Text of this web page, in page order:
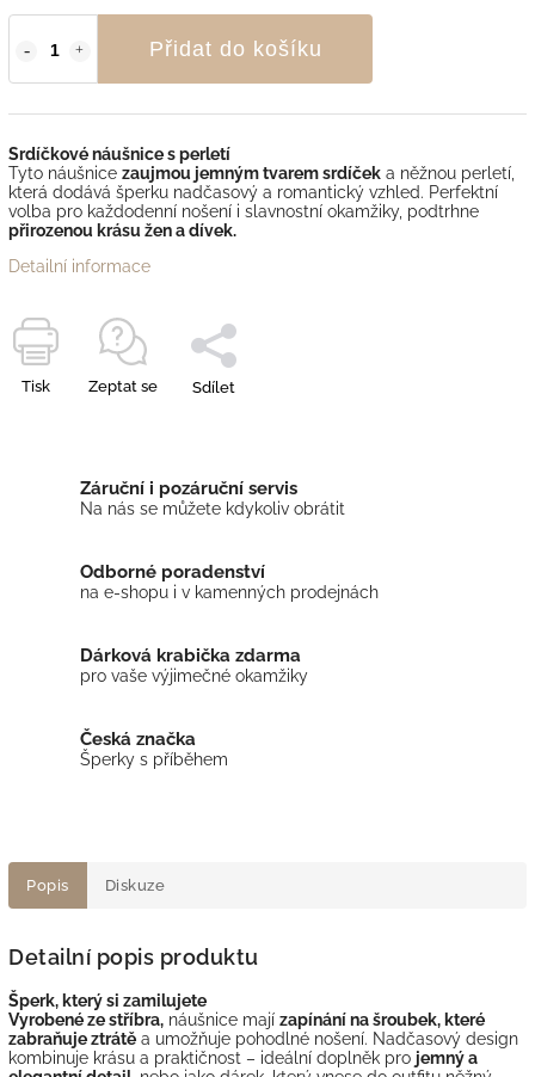
Přidat do košíku
Srdíčkové náušnice s perletí
Tyto náušnice zaujmou jemným tvarem srdíček a něžnou perletí,
která dodává šperku nadčasový a romantický vzhled. Perfektní
volba pro každodenní nošení i slavnostní okamžiky, podtrhne
přirozenou krásu žen a dívek.
Detailní informace
Tisk Zeptat se Sdílet
Záruční i pozáruční servis
Na nás se můžete kdykoliv obrátit
Odborné poradenství
na e-shopu i v kamenných prodejnách
Dárková krabička zdarma
pro vaše výjimečné okamžiky
Česká značka
Šperky s příběhem
Popis Diskuze
Detailní popis produktu
Šperk, který si zamilujete
Vyrobené ze stříbra, náušnice mají zapínání na šroubek, které
zabraňuje ztrátě a umožňuje pohodlné nošení. Nadčasový design
kombinuje krásu a praktičnost – ideální doplněk pro jemný a